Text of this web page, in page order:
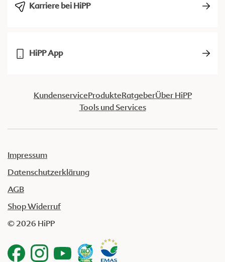
Karriere bei HiPP
HiPP App
KundenserviceProdukteRatgeberÜber HiPP
Tools und Services
Impressum
Datenschutzerklärung
AGB
Shop Widerruf
© 2026 HiPP